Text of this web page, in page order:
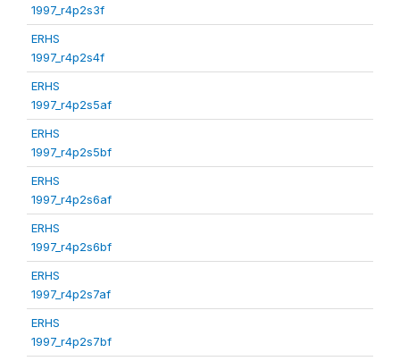
1997_r4p2s3f
ERHS
1997_r4p2s4f
ERHS
1997_r4p2s5af
ERHS
1997_r4p2s5bf
ERHS
1997_r4p2s6af
ERHS
1997_r4p2s6bf
ERHS
1997_r4p2s7af
ERHS
1997_r4p2s7bf